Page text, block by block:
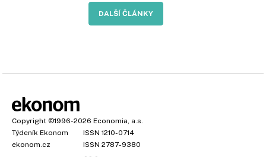
DALŠÍ ČLÁNKY
Copyright ©1996-2026 Economia, a.s.
Týdeník Ekonom
ISSN 1210-0714
ekonom.cz
ISSN 2787-9380